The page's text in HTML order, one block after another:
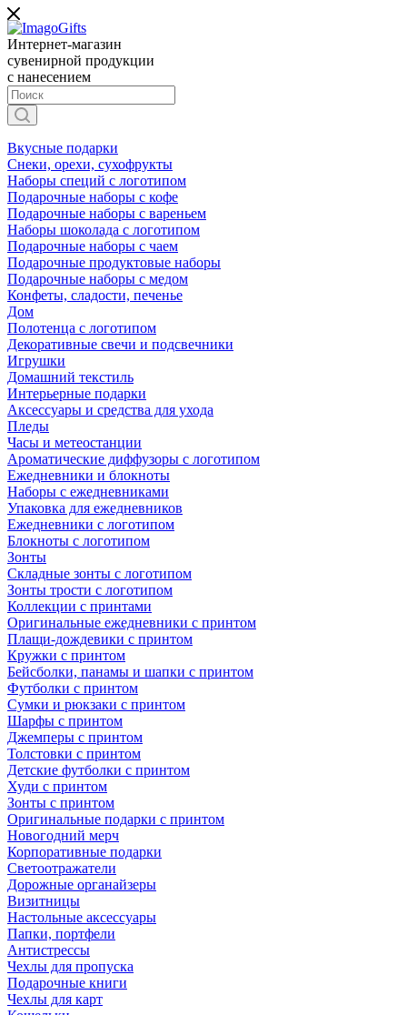
Интернет-магазин
сувенирной продукции
с нанесением
Вкусные подарки
Снеки, орехи, сухофрукты
Наборы специй с логотипом
Подарочные наборы с кофе
Подарочные наборы с вареньем
Наборы шоколада с логотипом
Подарочные наборы с чаем
Подарочные продуктовые наборы
Подарочные наборы с медом
Конфеты, сладости, печенье
Дом
Полотенца с логотипом
Декоративные свечи и подсвечники
Игрушки
Домашний текстиль
Интерьерные подарки
Аксессуары и средства для ухода
Пледы
Часы и метеостанции
Ароматические диффузоры с логотипом
Ежедневники и блокноты
Наборы с ежедневниками
Упаковка для ежедневников
Ежедневники с логотипом
Блокноты с логотипом
Зонты
Складные зонты с логотипом
Зонты трости с логотипом
Коллекции с принтами
Оригинальные ежедневники с принтом
Плащи-дождевики с принтом
Кружки с принтом
Бейсболки, панамы и шапки с принтом
Футболки с принтом
Сумки и рюкзаки с принтом
Шарфы с принтом
Джемперы с принтом
Толстовки с принтом
Детские футболки с принтом
Худи с принтом
Зонты с принтом
Оригинальные подарки с принтом
Новогодний мерч
Корпоративные подарки
Светоотражатели
Дорожные органайзеры
Визитницы
Настольные аксессуары
Папки, портфели
Антистрессы
Чехлы для пропуска
Подарочные книги
Чехлы для карт